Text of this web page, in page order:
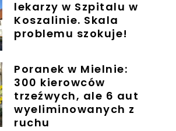
lekarzy w Szpitalu w
Koszalinie. Skala
problemu szokuje!
Poranek w Mielnie:
300 kierowców
trzeźwych, ale 6 aut
wyeliminowanych z
ruchu